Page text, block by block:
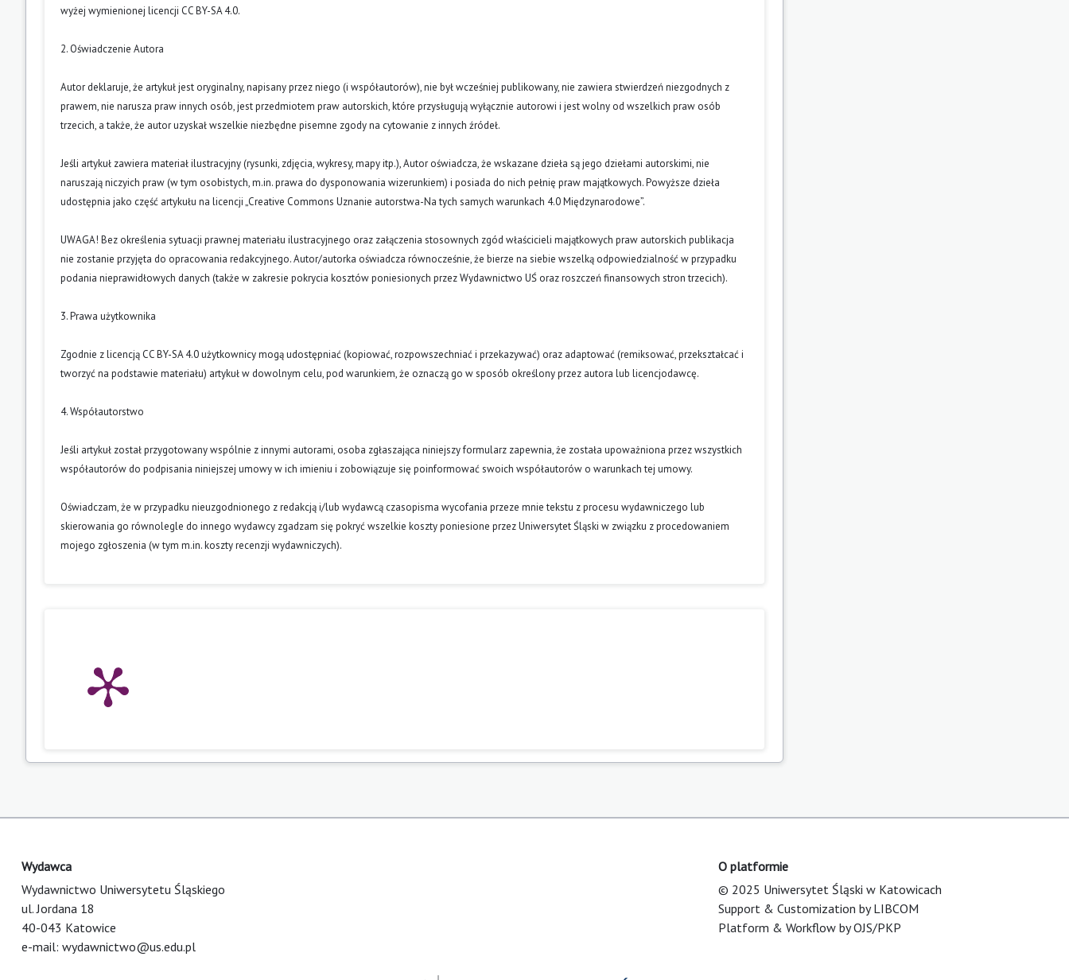
wyżej wymienionej licencji CC BY-SA 4.0.
2. Oświadczenie Autora
Autor deklaruje, że artykuł jest oryginalny, napisany przez niego (i współautorów), nie był wcześniej publikowany, nie zawiera stwierdzeń niezgodnych z
prawem, nie narusza praw innych osób, jest przedmiotem praw autorskich, które przysługują wyłącznie autorowi i jest wolny od wszelkich praw osób
trzecich, a także, że autor uzyskał wszelkie niezbędne pisemne zgody na cytowanie z innych źródeł.
Jeśli artykuł zawiera materiał ilustracyjny (rysunki, zdjęcia, wykresy, mapy itp.), Autor oświadcza, że wskazane dzieła są jego dziełami autorskimi, nie
naruszają niczyich praw (w tym osobistych, m.in. prawa do dysponowania wizerunkiem) i posiada do nich pełnię praw majątkowych. Powyższe dzieła
udostępnia jako część artykułu na licencji „Creative Commons Uznanie autorstwa-Na tych samych warunkach 4.0 Międzynarodowe”.
UWAGA! Bez określenia sytuacji prawnej materiału ilustracyjnego oraz załączenia stosownych zgód właścicieli majątkowych praw autorskich publikacja
nie zostanie przyjęta do opracowania redakcyjnego. Autor/autorka oświadcza równocześnie, że bierze na siebie wszelką odpowiedzialność w przypadku
podania nieprawidłowych danych (także w zakresie pokrycia kosztów poniesionych przez Wydawnictwo UŚ oraz roszczeń finansowych stron trzecich).
3. Prawa użytkownika
Zgodnie z licencją CC BY-SA 4.0 użytkownicy mogą udostępniać (kopiować, rozpowszechniać i przekazywać) oraz adaptować (remiksować, przekształcać i
tworzyć na podstawie materiału) artykuł w dowolnym celu, pod warunkiem, że oznaczą go w sposób określony przez autora lub licencjodawcę.
4. Współautorstwo
Jeśli artykuł został przygotowany wspólnie z innymi autorami, osoba zgłaszająca niniejszy formularz zapewnia, że została upoważniona przez wszystkich
współautorów do podpisania niniejszej umowy w ich imieniu i zobowiązuje się poinformować swoich współautorów o warunkach tej umowy.
Oświadczam, że w przypadku nieuzgodnionego z redakcją i/lub wydawcą czasopisma wycofania przeze mnie tekstu z procesu wydawniczego lub
skierowania go równolegle do innego wydawcy zgadzam się pokryć wszelkie koszty poniesione przez Uniwersytet Śląski w związku z procedowaniem
mojego zgłoszenia (w tym m.in. koszty recenzji wydawniczych).
Wydawca
Wydawnictwo Uniwersytetu Śląskiego
ul. Jordana 18
40-043 Katowice
e-mail: wydawnictwo@us.edu.pl
O platformie
© 2025 Uniwersytet Śląski w Katowicach
Support & Customization by LIBCOM
Platform & Workflow by OJS/PKP